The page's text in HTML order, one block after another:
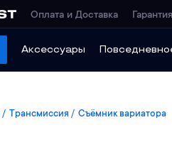
Оплата и Доставка
Аксессуары
Трансмиссия Съёмник вариатора